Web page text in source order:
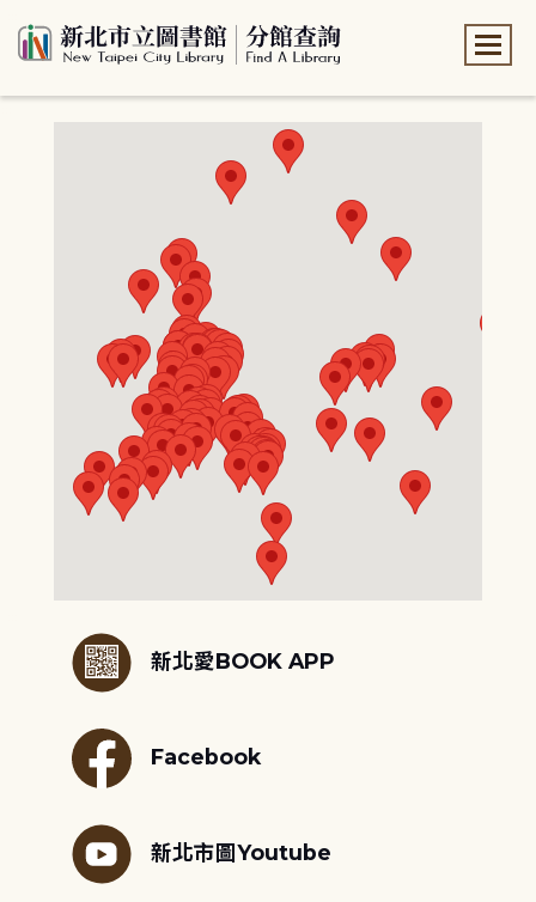
新北愛BOOK APP
Facebook
新北市圖Youtube